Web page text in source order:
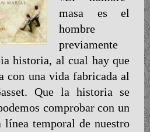
masa es el
hombre
previamente
historia, al cual hay que
con una vida fabricada al
Que la historia se
comprobar con un
temporal de nuestro